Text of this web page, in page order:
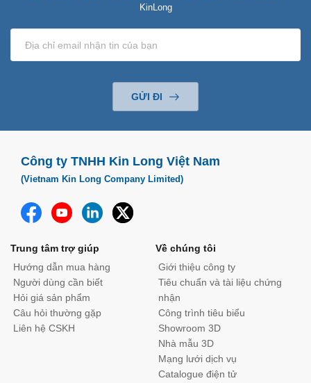
KinLong
GỬI ĐI
Công ty TNHH Kin Long Việt Nam
(Vietnam Kin Long Company Limited)
Trung tâm trợ giúp
Hướng dẫn mua hàng
Người dùng cần biết
Hỏi giá sản phẩm
Câu hỏi thường gặp
Liên hệ CSKH
Về chúng tôi
Giới thiệu công ty
Tiêu chuẩn và tài liệu chứng
nhận
Công trình tiêu biểu
Showroom 3D
Nhà mẫu 3D
Mạng lưới dịch vụ
Catalogue điện tử